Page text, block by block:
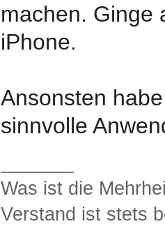
machen. Ginge
iPhone.
Ansonsten
sinnvolle
Was ist die
Verstand ist stets